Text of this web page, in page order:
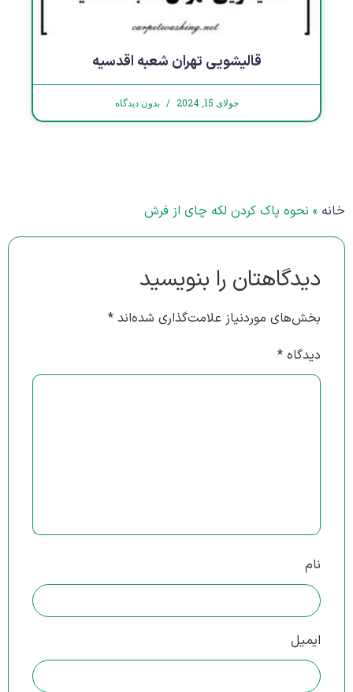
قالیشویی تهران شعبه اقدسیه
جولای 15, 2024 بدون دیدگاه
خانه » نحوه پاک کردن لکه چای از فرش
دیدگاهتان را بنویسید
بخش‌های موردنیاز علامت‌گذاری شده‌اند *
دیدگاه *
نام
ایمیل